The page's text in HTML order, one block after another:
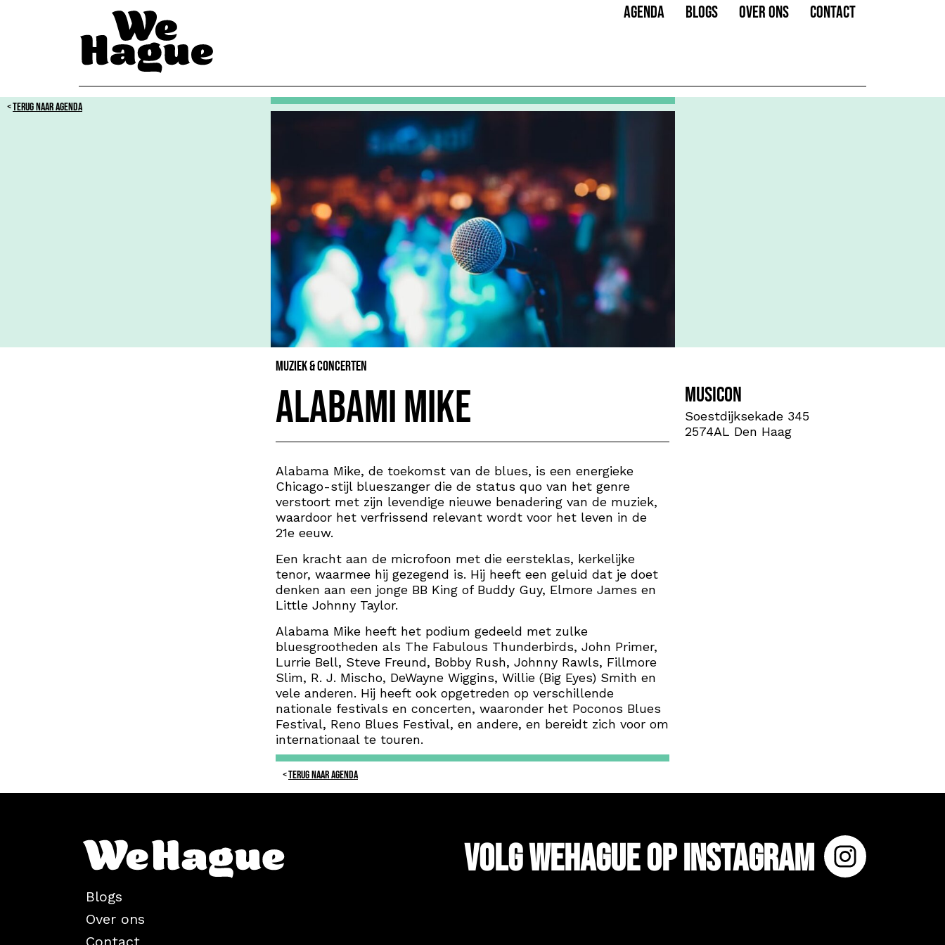
AGENDA BLOGS OVER ONS CONTACT
TERUG NAAR AGENDA
Muziek & Concerten
Alabami Mike
Alabama Mike, de toekomst van de blues, is een energieke
Chicago-stijl blueszanger die de status quo van het genre
verstoort met zijn levendige nieuwe benadering van de muziek,
waardoor het verfrissend relevant wordt voor het leven in de
21e eeuw.
Een kracht aan de microfoon met die eersteklas, kerkelijke
tenor, waarmee hij gezegend is. Hij heeft een geluid dat je doet
denken aan een jonge BB King of Buddy Guy, Elmore James en
Little Johnny Taylor.
Alabama Mike heeft het podium gedeeld met zulke
bluesgrootheden als The Fabulous Thunderbirds, John Primer,
Lurrie Bell, Steve Freund, Bobby Rush, Johnny Rawls, Fillmore
Slim, R. J. Mischo, DeWayne Wiggins, Willie (Big Eyes) Smith en
vele anderen. Hij heeft ook opgetreden op verschillende
nationale festivals en concerten, waaronder het Poconos Blues
Festival, Reno Blues Festival, en andere, en bereidt zich voor om
internationaal te touren.
TERUG NAAR AGENDA
Musicon
Soestdijksekade 345
2574AL Den Haag
Blogs
Over ons
Volg WeHague op Instagram